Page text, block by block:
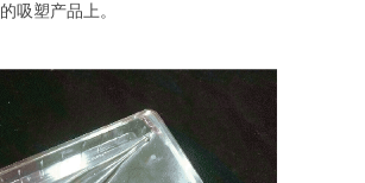
吸塑产品上。